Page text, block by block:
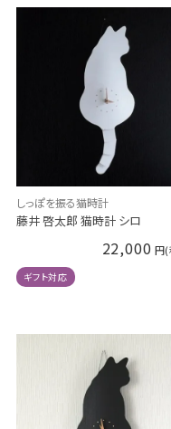
しっぽを振る猫時計
藤井 啓太郎 猫時計 シロ
22,000
ギフト対応